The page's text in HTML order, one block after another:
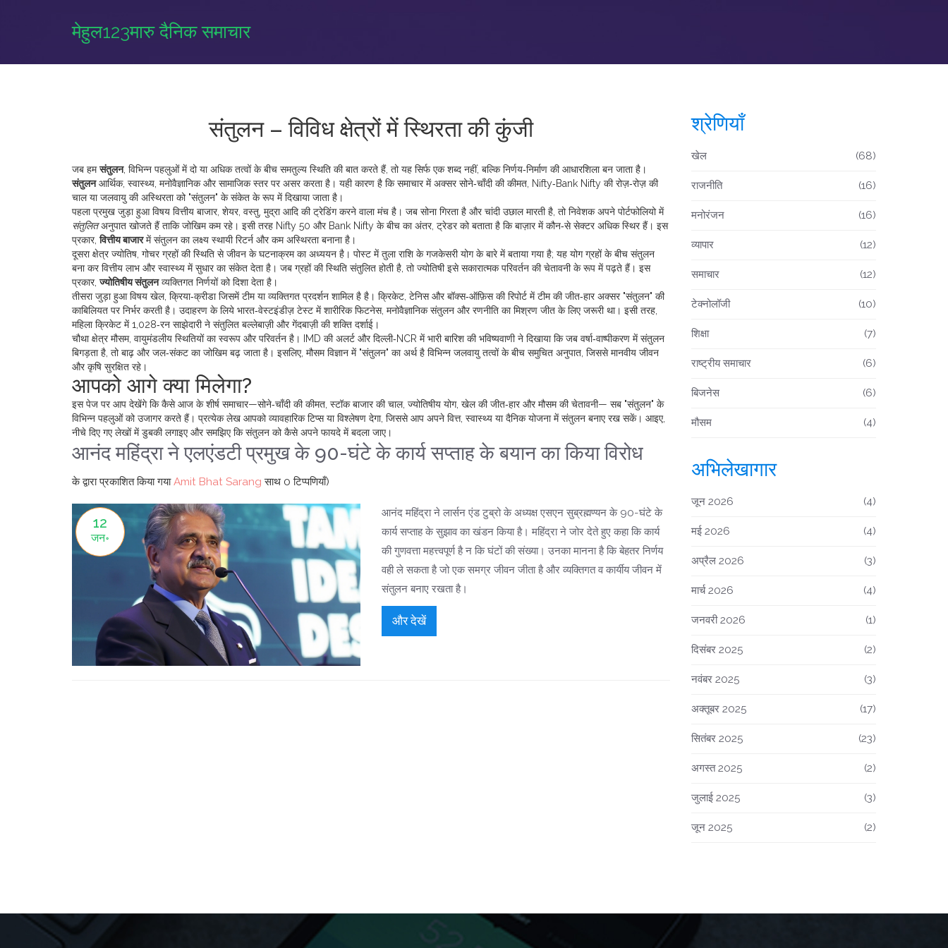
मेहुल123मारु दैनिक समाचार
संतुलन – विविध क्षेत्रों में स्थिरता की कुंजी
जब हमसंतुलन, विभिन्न पहलुओं में दो या अधिक तत्वों के बीच समतुल्य स्थिति की बात करते हैं, तो यह सिर्फ एक शब्द नहीं, बल्कि निर्णय‑निर्माण की आधारशिला बन जाता है।
संतुलनआर्थिक, स्वास्थ्य, मनोवैज्ञानिक और सामाजिक स्तर पर असर करता है। यही कारण है कि समाचार में अक्सर सोने‑चाँदी की कीमत, Nifty‑Bank Nifty की रोज़‑रोज़ की
चाल या जलवायु की अस्थिरता को "संतुलन" के संकेत के रूप में दिखाया जाता है।
पहला प्रमुख जुड़ा हुआ विषय वित्तीय बाजार, शेयर, वस्तु, मुद्रा आदि की ट्रेडिंग करने वाला मंच है। जब सोना गिरता है और चांदी उछाल मारती है, तो निवेशक अपने पोर्टफोलियो में
संतुलितअनुपात खोजते हैं ताकि जोखिम कम रहे। इसी तरह Nifty 50 और Bank Nifty के बीच का अंतर, ट्रेडर को बताता है कि बाज़ार में कौन‑से सेक्टर अधिक स्थिर हैं। इस
प्रकार,वित्तीय बाजारमें संतुलन का लक्ष्य स्थायी रिटर्न और कम अस्थिरता बनाना है।
दूसरा क्षेत्रज्योतिष गोचर ग्रहों की स्थिति से जीवन के घटनाक्रम का अध्ययन है। पोस्ट में तुला राशि के गजकेसरी योग के बारे में बताया गया है; यह योग ग्रहों के बीच संतुलन
बना कर वित्तीय लाभ और स्वास्थ्य में सुधार का संकेत देता है। जब ग्रहों की स्थिति संतुलित होती है, तो ज्योतिषी इसे सकारात्मक परिवर्तन की चेतावनी के रूप में पढ़ते हैं। इस
प्रकार,ज्योतिषीय संतुलनव्यक्तिगत निर्णयों को दिशा देता है।
तीसरा जुड़ा हुआ विषय खेल, क्रिया‑क्रीडा जिसमें टीम या व्यक्तिगत प्रदर्शन शामिल है है। क्रिकेट, टेनिस और बॉक्स‑ऑफ़िस की रिपोर्ट में टीम की जीत‑हार अक्सर "संतुलन" की
काबिलियत पर निर्भर करती है। उदाहरण के लिये भारत‑वेस्टइंडीज़ टेस्ट में शारीरिक फिटनेस, मनोवैज्ञानिक संतुलन और रणनीति का मिश्रण जीत के लिए जरूरी था। इसी तरह,
महिला क्रिकेट में 1,028‑रन साझेदारी ने संतुलित बल्लेबाज़ी और गेंदबाज़ी की शक्ति दर्शाई।
चौथा क्षेत्रमौसम, वायुमंडलीय स्थितियों का स्वरूप और परिवर्तन है। IMD की अलर्ट और दिल्ली‑NCR में भारी बारिश की भविष्यवाणी ने दिखाया कि जब वर्षा‑वाष्पीकरण में संतुलन
बिगड़ता है, तो बाढ़ और जल‑संकट का जोखिम बढ़ जाता है। इसलिए, मौसम विज्ञान में "संतुलन" का अर्थ है विभिन्न जलवायु तत्वों के बीच समुचित अनुपात, जिससे मानवीय जीवन
और कृषि सुरक्षित रहे।
आपको आगे क्या मिलेगा?
इस पेज पर आप देखेंगे कि कैसे आज के शीर्ष समाचार—सोने‑चाँदी की कीमत, स्टॉक बाजार की चाल, ज्योतिषीय योग, खेल की जीत‑हार और मौसम की चेतावनी— सब "संतुलन" के
विभिन्न पहलुओं को उजागर करते हैं। प्रत्येक लेख आपको व्यावहारिक टिप्स या विश्लेषण देगा, जिससे आप अपने वित्त, स्वास्थ्य या दैनिक योजना में संतुलन बनाए रख सकें। आइए,
नीचे दिए गए लेखों में डुबकी लगाइए और समझिए कि संतुलन को कैसे अपने फायदे में बदला जाए।
आनंद महिंद्रा ने एलएंडटी प्रमुख के 90-घंटे के कार्य सप्ताह के बयान का किया विरोध
के द्वारा प्रकाशित किया गयाAmit Bhat Sarang साथ 0 टिप्पणियाँ)
12
जन॰
आनंद महिंद्रा ने लार्सन एंड टुब्रो के अध्यक्ष एसएन सुब्रह्मण्यन के 90-घंटे के
कार्य सप्ताह के सुझाव का खंडन किया है। महिंद्रा ने जोर देते हुए कहा कि कार्य
की गुणवत्ता महत्त्वपूर्ण है न कि घंटों की संख्या। उनका मानना है कि बेहतर निर्णय
वही ले सकता है जो एक समग्र जीवन जीता है और व्यक्तिगत व कार्यीय जीवन में
संतुलन बनाए रखता है।
और देखें
श्रेणियाँ
खेल (68)
राजनीति (16)
मनोरंजन (16)
व्यापार (12)
समाचार (12)
टेक्नोलॉजी (10)
शिक्षा (7)
राष्ट्रीय समाचार (6)
बिजनेस (6)
मौसम (4)
अभिलेखागार
जून 2026 (4)
मई 2026 (4)
अप्रैल 2026 (3)
मार्च 2026 (4)
जनवरी 2026 (1)
दिसंबर 2025 (2)
नवंबर 2025 (3)
अक्तूबर 2025 (17)
सितंबर 2025 (23)
अगस्त 2025 (2)
जुलाई 2025 (3)
जून 2025 (2)